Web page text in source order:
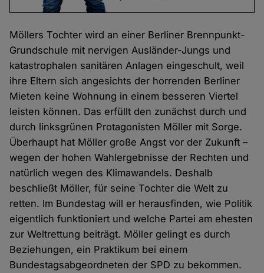
Möllers Tochter wird an einer Berliner Brennpunkt-
Grundschule mit nervigen Ausländer-Jungs und
katastrophalen sanitären Anlagen eingeschult, weil
ihre Eltern sich angesichts der horrenden Berliner
Mieten keine Wohnung in einem besseren Viertel
leisten können. Das erfüllt den zunächst durch und
durch linksgrünen Protagonisten Möller mit Sorge.
Überhaupt hat Möller große Angst vor der Zukunft –
wegen der hohen Wahlergebnisse der Rechten und
natürlich wegen des Klimawandels. Deshalb
beschließt Möller, für seine Tochter die Welt zu
retten. Im Bundestag will er herausfinden, wie Politik
eigentlich funktioniert und welche Partei am ehesten
zur Weltrettung beiträgt. Möller gelingt es durch
Beziehungen, ein Praktikum bei einem
Bundestagsabgeordneten der SPD zu bekommen.